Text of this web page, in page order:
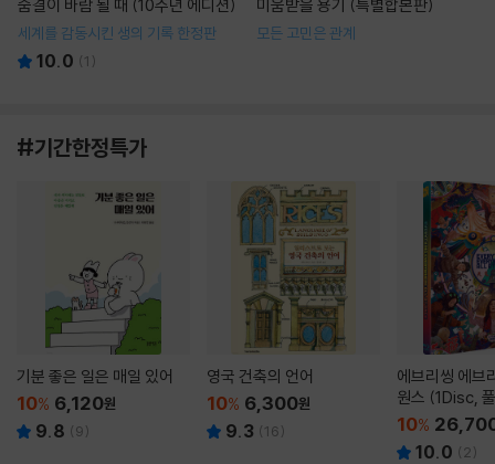
숨결이 바람 될 때 (10주년 에디션)
세계를 감동시킨 생의 기록 한정판
10.0 (1 )
미움받을 용기 (특별합본판)
모든 고민은 관계
#기간한정특가
기분 좋은 일은 매일 있어
10% 6,120원
9.8 (9)
영국 건축의 언어
10% 6,300원
9.3 (16)
에브리씽 에브
원스 (1Disc,
판) : 블루레이
10%
10.0 ( 2)